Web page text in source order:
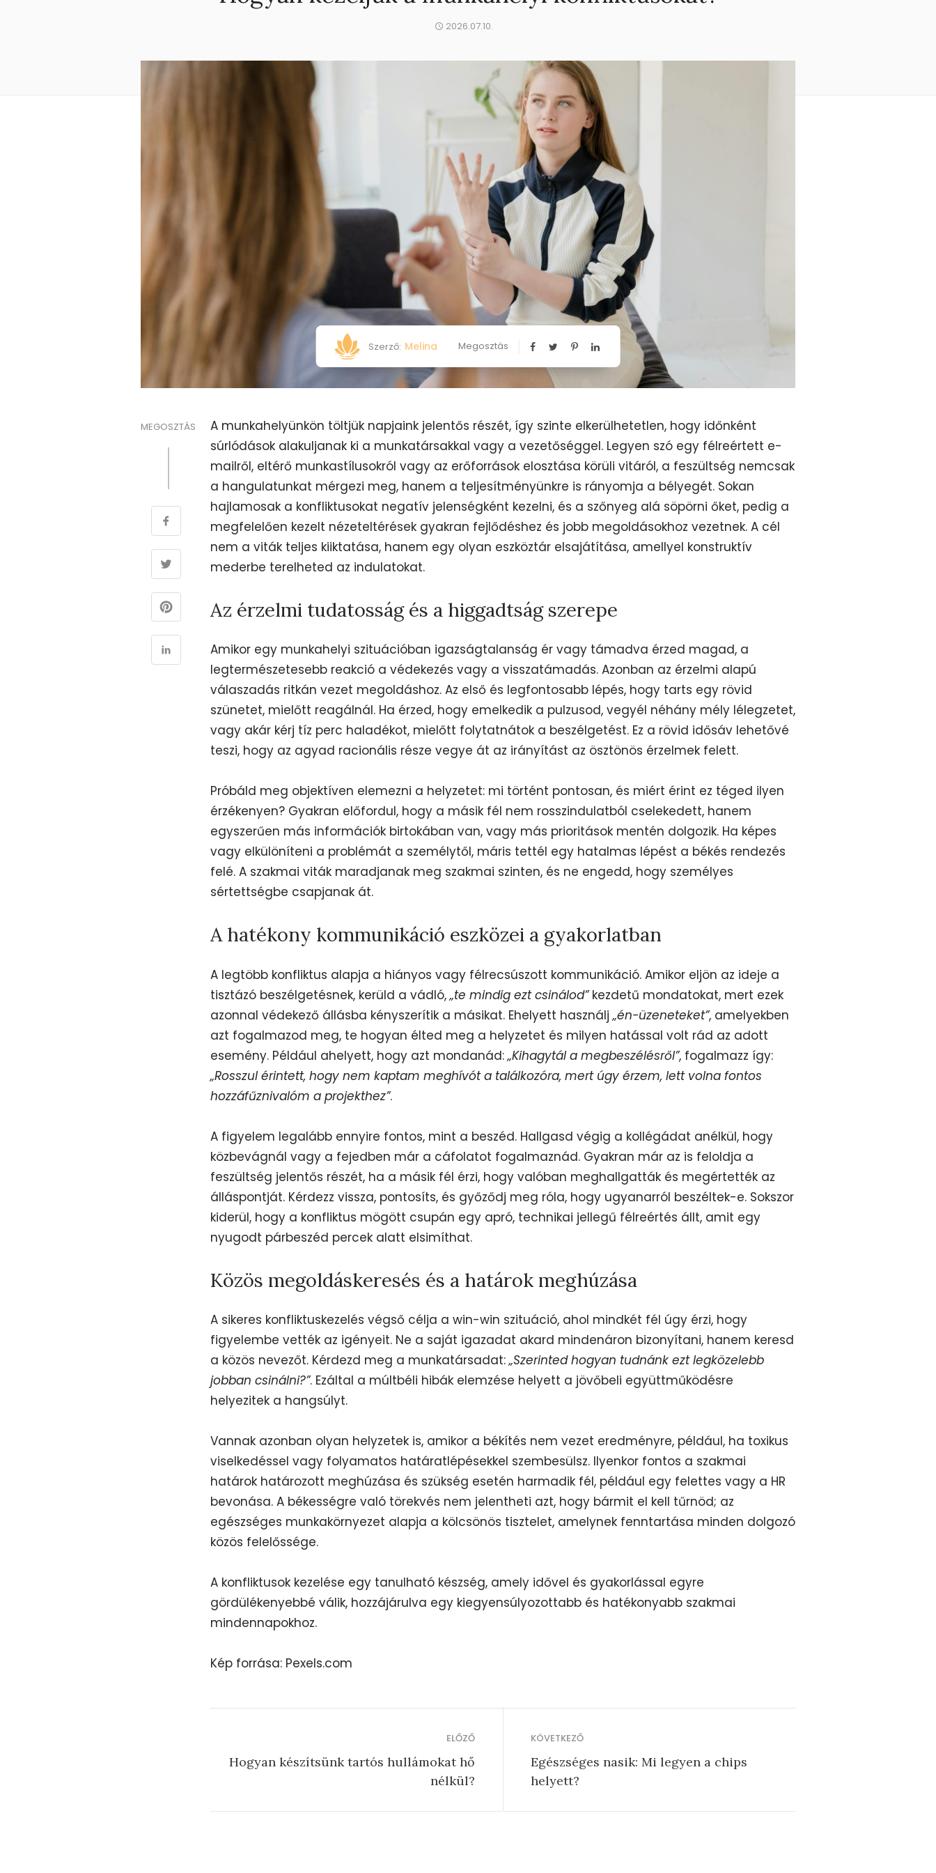
2026.07.10.
Szerző: Melina Megosztás
MEGOSZTÁS
A munkahelyünkön töltjük napjaink jelentős részét, így szinte elkerülhetetlen, hogy időnként
súrlódások alakuljanak ki a munkatársakkal vagy a vezetőséggel. Legyen szó egy félreértett e-
mailről, eltérő munkastílusokról vagy az erőforrások elosztása körüli vitáról, a feszültség nemcsak
a hangulatunkat mérgezi meg, hanem a teljesítményünkre is rányomja a bélyegét. Sokan
hajlamosak a konfliktusokat negatív jelenségként kezelni, és a szőnyeg alá söpörni őket, pedig a
megfelelően kezelt nézeteltérések gyakran fejlődéshez és jobb megoldásokhoz vezetnek. A cél
nem a viták teljes kiiktatása, hanem egy olyan eszköztár elsajátítása, amellyel konstruktív
mederbe terelheted az indulatokat.
Az érzelmi tudatosság és a higgadtság szerepe
Amikor egy munkahelyi szituációban igazságtalanság ér vagy támadva érzed magad, a
legtermészetesebb reakció a védekezés vagy a visszatámadás. Azonban az érzelmi alapú
válaszadás ritkán vezet megoldáshoz. Az első és legfontosabb lépés, hogy tarts egy rövid
szünetet, mielőtt reagálnál. Ha érzed, hogy emelkedik a pulzusod, vegyél néhány mély lélegzetet,
vagy akár kérj tíz perc haladékot, mielőtt folytatnátok a beszélgetést. Ez a rövid idősáv lehetővé
teszi, hogy az agyad racionális része vegye át az irányítást az ösztönös érzelmek felett.
Próbáld meg objektíven elemezni a helyzetet: mi történt pontosan, és miért érint ez téged ilyen
érzékenyen? Gyakran előfordul, hogy a másik fél nem rosszindulatból cselekedett, hanem
egyszerűen más információk birtokában van, vagy más prioritások mentén dolgozik. Ha képes
vagy elkülöníteni a problémát a személytől, máris tettél egy hatalmas lépést a békés rendezés
felé. A szakmai viták maradjanak meg szakmai szinten, és ne engedd, hogy személyes
sértettségbe csapjanak át.
A hatékony kommunikáció eszközei a gyakorlatban
A legtöbb konfliktus alapja a hiányos vagy félrecsúszott kommunikáció. Amikor eljön az ideje a
tisztázó beszélgetésnek, kerüld a vádló,„te mindig ezt csinálod”kezdetű mondatokat, mert ezek
azonnal védekező állásba kényszerítik a másikat. Ehelyett használj„én-üzeneteket”, amelyekben
azt fogalmazod meg, te hogyan élted meg a helyzetet és milyen hatással volt rád az adott
esemény. Például ahelyett, hogy azt mondanád:„Kihagytál a megbeszélésről”, fogalmazz így:
„Rosszul érintett, hogy nem kaptam meghívót a találkozóra, mert úgy érzem, lett volna fontos
hozzáfűznivalóm a projekthez”.
A figyelem legalább ennyire fontos, mint a beszéd. Hallgasd végig a kollégádat anélkül, hogy
közbevágnál vagy a fejedben már a cáfolatot fogalmaznád. Gyakran már az is feloldja a
feszültség jelentős részét, ha a másik fél érzi, hogy valóban meghallgatták és megértették az
álláspontját. Kérdezz vissza, pontosíts, és győződj meg róla, hogy ugyanarról beszéltek-e. Sokszor
kiderül, hogy a konfliktus mögött csupán egy apró, technikai jellegű félreértés állt, amit egy
nyugodt párbeszéd percek alatt elsimíthat.
Közös megoldáskeresés és a határok meghúzása
A sikeres konfliktuskezelés végső célja a win-win szituáció, ahol mindkét fél úgy érzi, hogy
figyelembe vették az igényeit. Ne a saját igazadat akard mindenáron bizonyítani, hanem keresd
a közös nevezőt. Kérdezd meg a munkatársadat:„Szerinted hogyan tudnánk ezt legközelebb
jobban csinálni?”. Ezáltal a múltbéli hibák elemzése helyett a jövőbeli együttműködésre
helyezitek a hangsúlyt.
Vannak azonban olyan helyzetek is, amikor a békítés nem vezet eredményre, például, ha toxikus
viselkedéssel vagy folyamatos határatlépésekkel szembesülsz. Ilyenkor fontos a szakmai
határok határozott meghúzása és szükség esetén harmadik fél, például egy felettes vagy a HR
bevonása. A békességre való törekvés nem jelentheti azt, hogy bármit el kell tűrnöd; az
egészséges munkakörnyezet alapja a kölcsönös tisztelet, amelynek fenntartása minden dolgozó
közös felelőssége.
A konfliktusok kezelése egy tanulható készség, amely idővel és gyakorlással egyre
gördülékenyebbé válik, hozzájárulva egy kiegyensúlyozottabb és hatékonyabb szakmai
mindennapokhoz.
Kép forrása: Pexels.com
ELŐZŐ
Hogyan készítsünk tartós hullámokat hő
nélkül?
KÖVETKEZŐ
Egészséges nasik: Mi legyen a chips
helyett?